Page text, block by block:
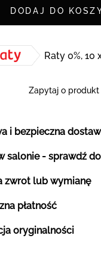
DODAJ DO
Raty 0%, 10
Zapytaj o produkt
i bezpieczna
salonie - sprawdź
zwrot lub wymianę
płatność
oryginalności